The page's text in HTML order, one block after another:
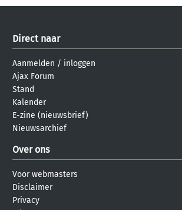
Direct naar
Aanmelden / inloggen
Ajax Forum
Stand
Kalender
E-zine (nieuwsbrief)
Nieuwsarchief
Over ons
Voor webmasters
Disclaimer
Privacy